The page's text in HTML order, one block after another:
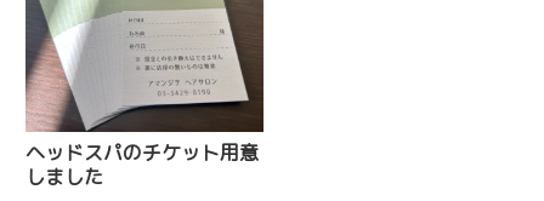
ヘッドスパのチケット用意
しました